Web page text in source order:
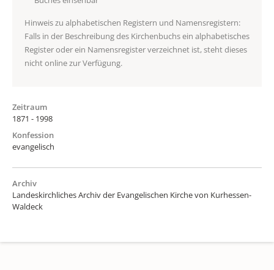
Hinweis zu alphabetischen Registern und Namensregistern:
Falls in der Beschreibung des Kirchenbuchs ein alphabetisches
Register oder ein Namensregister verzeichnet ist, steht dieses
nicht online zur Verfügung.
Zeitraum
1871 - 1998
Konfession
evangelisch
Archiv
Landeskirchliches Archiv der Evangelischen Kirche von Kurhessen-
Waldeck